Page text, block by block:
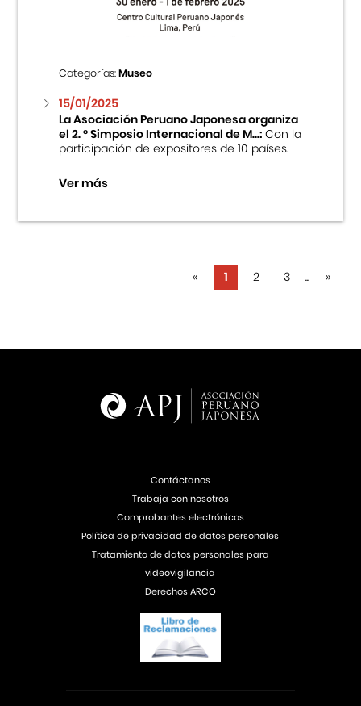
Categorías:Museo
15/01/2025
La Asociación Peruano Japonesa organiza
el 2. ° Simposio Internacional de M...:Con la
participación de expositores de 10 países.
Ver más
« 1 2 3 ... »
Contáctanos
Trabaja con nosotros
Comprobantes electrónicos
Política de privacidad de datos personales
Tratamiento de datos personales para
videovigilancia
Derechos ARCO